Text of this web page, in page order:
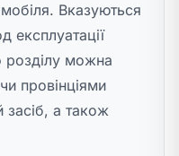
Вказуються
експлуатації
розділу можна
провінціями
засіб, а також